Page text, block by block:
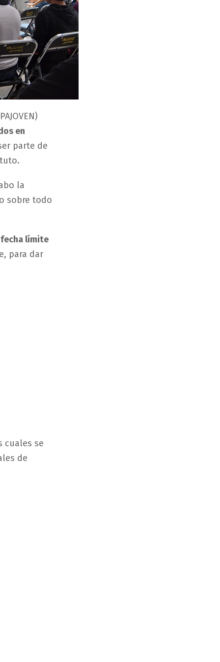
en
parte de
la
sobre todo
límite
para dar
cuales se
de